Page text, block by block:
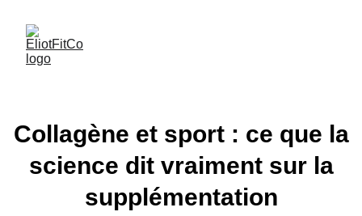
Collagène et sport : ce que la
science dit vraiment sur la
supplémentation